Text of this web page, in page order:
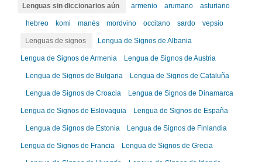
Lenguas sin diccionarios aún armenio arumano asturiano
hebreo komi manés mordvino occitano sardo vepsio
Lenguas de signos Lengua de Signos de Albania
Lengua de Signos de Armenia Lengua de Signos de Austria
Lengua de Signos de Bulgaria Lengua de Signos de Cataluña
Lengua de Signos de Croacia Lengua de Signos de Dinamarca
Lengua de Signos de Eslovaquia Lengua de Signos de España
Lengua de Signos de Estonia Lengua de Signos de Finlandia
Lengua de Signos de Francia Lengua de Signos de Grecia